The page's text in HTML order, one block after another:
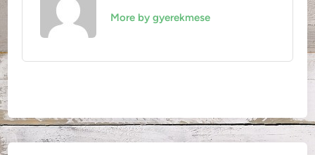
More by gyerekmese